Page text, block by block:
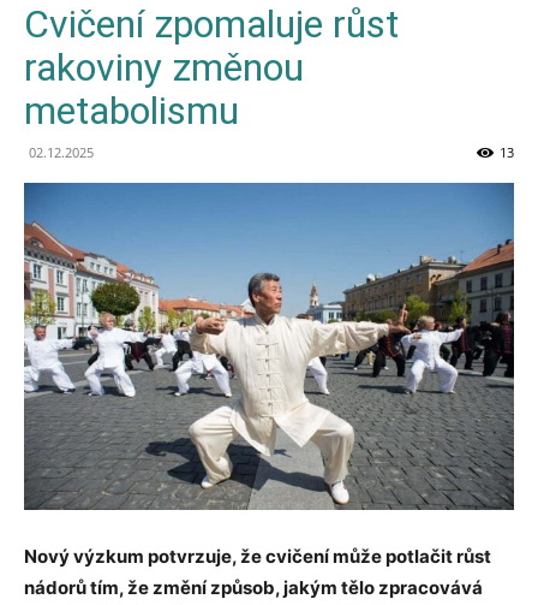
Cvičení zpomaluje růst
rakoviny změnou
metabolismu
02.12.2025 13
Nový výzkum potvrzuje, že cvičení může potlačit růst
nádorů tím, že změní způsob, jakým tělo zpracovává